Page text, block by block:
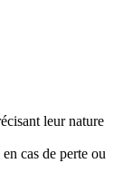
leur nature
en cas de perte ou